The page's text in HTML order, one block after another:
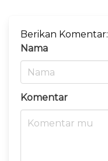
Berikan Komentar:
Nama
Komentar